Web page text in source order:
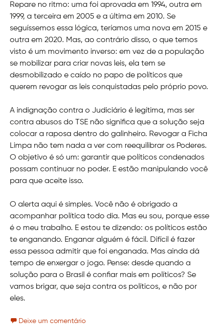
Repare no ritmo: uma foi aprovada em 1994, outra em
1999, a terceira em 2005 e a última em 2010. Se
seguíssemos essa lógica, teríamos uma nova em 2015 e
outra em 2020. Mas, ao contrário disso, o que temos
visto é um movimento inverso: em vez de a população
se mobilizar para criar novas leis, ela tem se
desmobilizado e caído no papo de políticos que
querem revogar as leis conquistadas pelo próprio povo.
A indignação contra o Judiciário é legítima, mas ser
contra abusos do TSE não significa que a solução seja
colocar a raposa dentro do galinheiro. Revogar a Ficha
Limpa não tem nada a ver com reequilibrar os Poderes.
O objetivo é só um: garantir que políticos condenados
possam continuar no poder. E estão manipulando você
para que aceite isso.
O alerta aqui é simples. Você não é obrigado a
acompanhar política todo dia. Mas eu sou, porque esse
é o meu trabalho. E estou te dizendo: os políticos estão
te enganando. Enganar alguém é fácil. Difícil é fazer
essa pessoa admitir que foi enganada. Mas ainda dá
tempo de enxergar o jogo. Pense: desde quando a
solução para o Brasil é confiar mais em políticos? Se
vamos brigar, que seja contra os políticos, e não por
eles.
Deixe um comentário